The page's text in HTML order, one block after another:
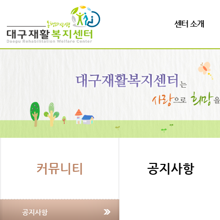
센터 소개
커뮤니티
공지사항
공지사항